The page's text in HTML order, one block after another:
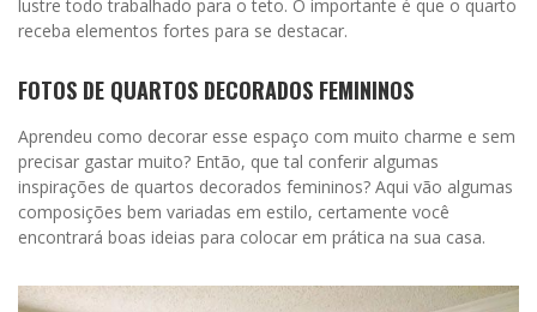
lustre todo trabalhado para o teto. O importante é que o quarto
receba elementos fortes para se destacar.
FOTOS DE QUARTOS DECORADOS FEMININOS
Aprendeu como decorar esse espaço com muito charme e sem
precisar gastar muito? Então, que tal conferir algumas
inspirações de quartos decorados femininos? Aqui vão algumas
composições bem variadas em estilo, certamente você
encontrará boas ideias para colocar em prática na sua casa.